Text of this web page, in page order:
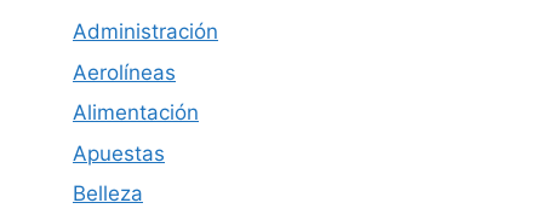
Administración
Aerolíneas
Alimentación
Apuestas
Belleza